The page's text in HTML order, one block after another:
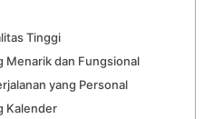
Tinggi
Menarik dan Fungsional
yang Personal
Kalender